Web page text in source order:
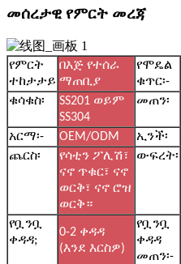
መሰረታዊ የምርት መረጃ
የምርት
ተከታታይ
በእጅ የተሰራ
ማጠቢያ
የሞዴል
ቁጥር፡-
ቁሳቁስ፡
SS201 ወይም
SS304
መጠን፡
አርማ፡- OEM/ODM ኢንች፡
ጨርስ፡
የሳቲን ፖሊሽ፣
ናኖ ጥቁር፣ ናኖ
ወርቅ፣ ናኖ ሮዝ
ወርቅ።
ውፍረት፡
የቧንቧ
ቀዳዳ;
0-2 ቀዳዳ
(እንደ እርስዎ)
የቧንቧ
ቀዳዳ
መጠን፡-